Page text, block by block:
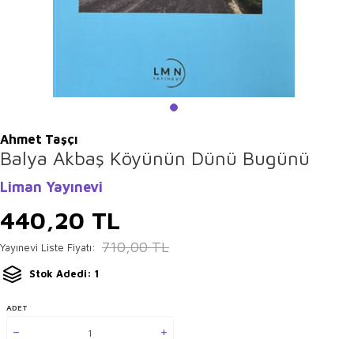
Ahmet Taşçı
Balya Akbaş Köyünün Dünü Bugünü
Liman Yayınevi
440,20 TL
Yayınevi Liste Fiyatı: 710,00TL
Stok Adedi: 1
ADET